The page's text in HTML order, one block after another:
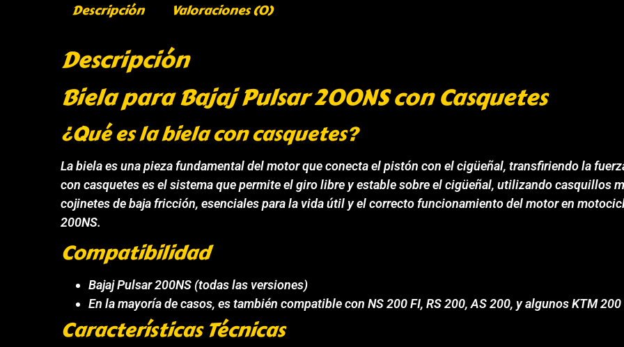
Descripción Valoraciones (0)
Descripción
Biela para Bajaj Pulsar 200NS con Casquetes
¿Qué es la biela con casquetes?
La biela es una pieza fundamental del motor que conecta el pistón con el cigüeñal, transfiriendo la
con casquetes es el sistema que permite el giro libre y estable sobre el cigüeñal, utilizando casquillos
cojinetes de baja fricción, esenciales para la vida útil y el correcto funcionamiento del motor en
200NS.
Compatibilidad
Bajaj Pulsar 200NS (todas las versiones)
En la mayoría de casos, es también compatible con NS 200 FI, RS 200, AS 200, y algunos KTM
Características Técnicas